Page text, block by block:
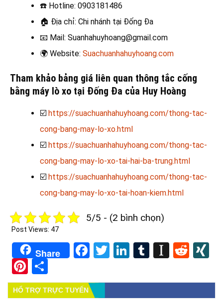
☎️ Hotline: 0903181486
🏠 Địa chỉ: Chi nhánh tại Đống Đa
📧 Mail: Suanhahuyhoang@gmail.com
🌍 Website: Suachuanhahuyhoang.com
Tham khảo bảng giá liên quan thông tắc cống
bằng máy lò xo tại Đống Đa của Huy Hoàng
☑️ https://suachuanhahuyhoang.com/thong-tac-
cong-bang-may-lo-xo.html
☑️ https://suachuanhahuyhoang.com/thong-tac-
cong-bang-may-lo-xo-tai-hai-ba-trung.html
☑️ https://suachuanhahuyhoang.com/thong-tac-
cong-bang-may-lo-xo-tai-hoan-kiem.html
5/5 - (2 bình chọn)
Post Views: 47
Share Facebook
TwitterLinkedIn
Tumblr
Pinterest
HỔ TRỢ TRỰC TUYẾN